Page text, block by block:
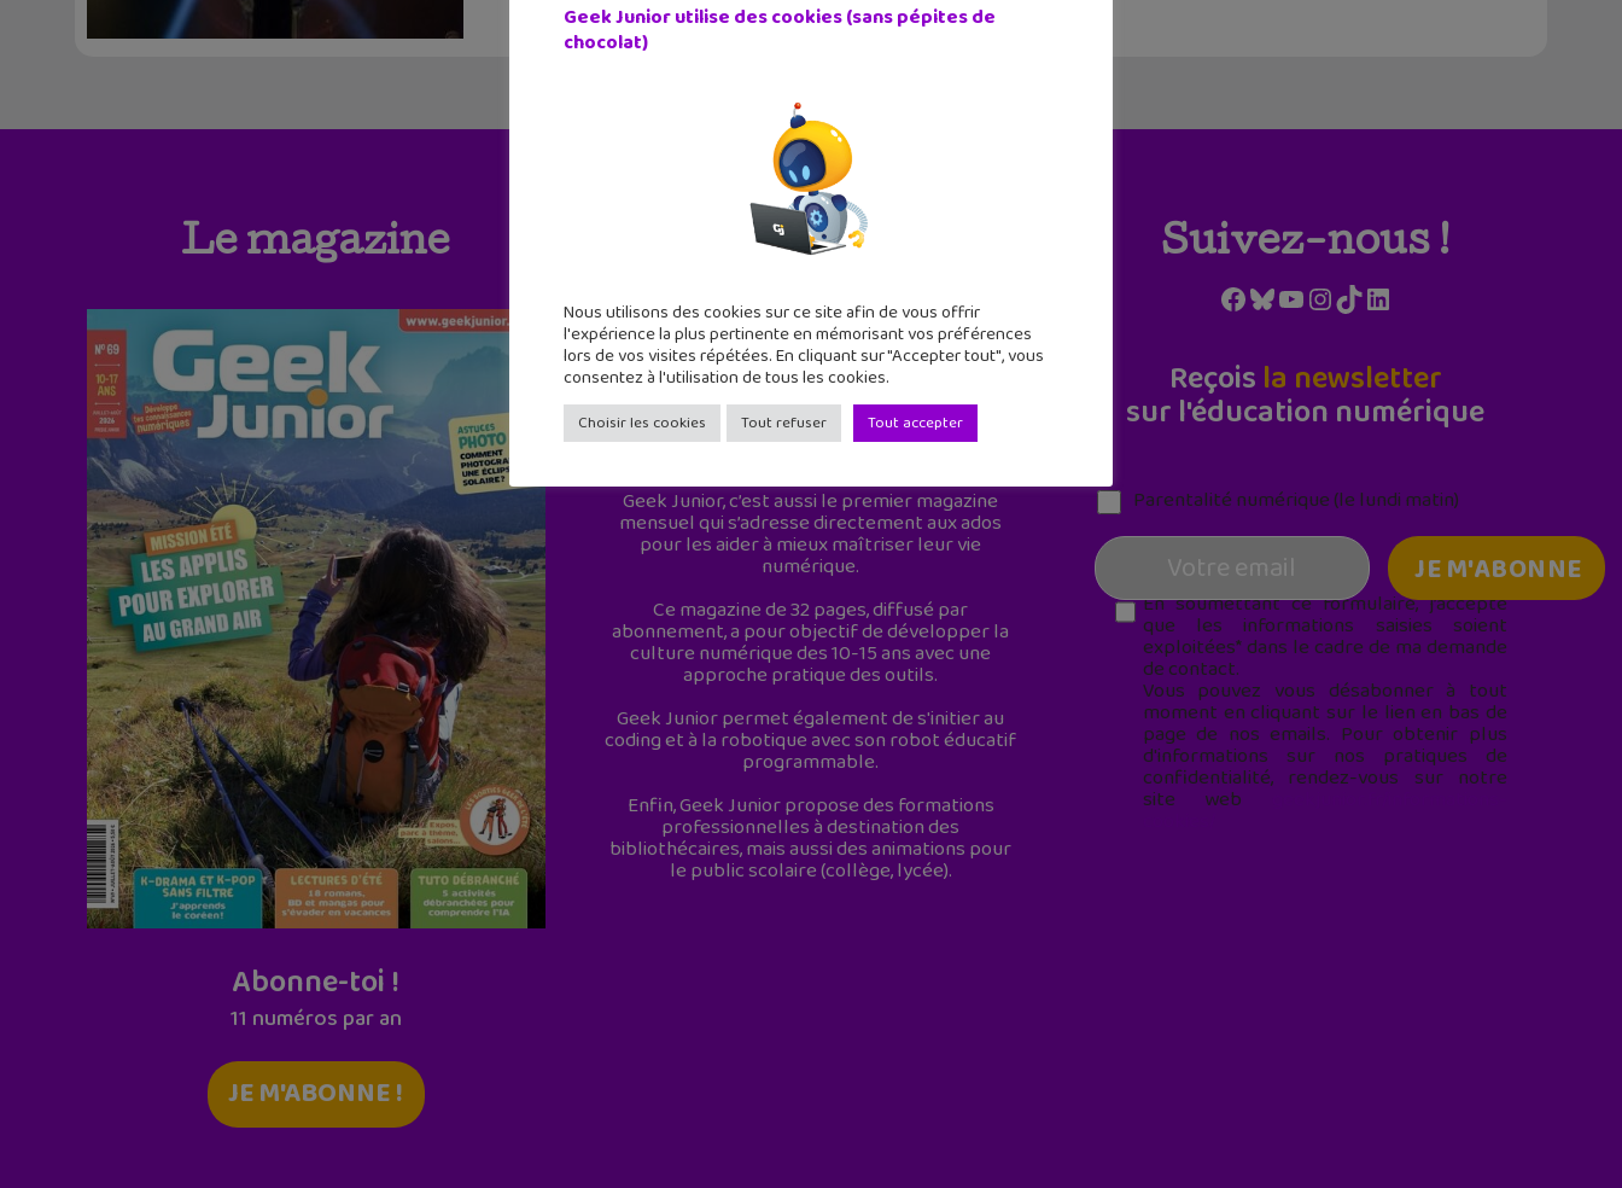
Le magazine
Abonne-toi !
11 numéros par an
JE M'ABONNE !
Geek Junior est le premier site de culture
Geek Junior, c’est aussi le premier magazine
mensuel qui s’adresse directement aux ados
pour les aider à mieux maîtriser leur vie
numérique.
Ce magazine de 32 pages, diffusé par
abonnement, a pour objectif de développer la
culture numérique des 10-15 ans avec une
approche pratique des outils.
Geek Junior permet également de s'initier au
coding et à la robotique avec son robot éducatif
programmable.
Enfin, Geek Junior propose des formations
professionnelles à destination des
bibliothécaires, mais aussi des animations pour
le public scolaire (collège, lycée).
Suivez-nous !
Facebook
Bluesky
YouTube
Instagram
TikTokLinkedIn
Reçois la newsletter
sur l'éducation numérique
Parentalité numérique (le lundi matin)
En soumettant ce formulaire, j’accepte
que les informations saisies soient
exploitées* dans le cadre de ma demande
de contact.
Vous pouvez vous désabonner à tout
moment en cliquant sur le lien en bas de
page de nos emails. Pour obtenir plus
d'informations sur nos pratiques de
confidentialité, rendez-vous sur notre
site web
Geek Junior utilise des cookies (sans pépites de
chocolat)
Nous utilisons des cookies sur ce site afin de vous offrir
l'expérience la plus pertinente en mémorisant vos préférences
lors de vos visites répétées. En cliquant sur "Accepter tout", vous
consentez à l'utilisation de tous les cookies.
Choisir les cookies Tout refuser Tout accepter